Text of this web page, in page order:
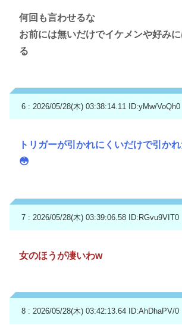
何回も言わせるな
お前には無いだけでイケメンや好みに
る
6 : 2026/05/28(木) 03:38:14.11 ID:yMw/VoQh0
トリガーが引かれにくいだけで引か
😳
7 : 2026/05/28(木) 03:39:06.58 ID:RGvu9VIT0
女のほうが凄いわw
8 : 2026/05/28(木) 03:42:13.64 ID:AhDhaPV/0